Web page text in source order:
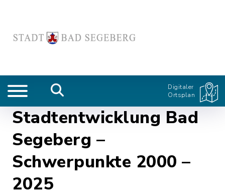
Digitaler
Ortsplan
Stadtentwicklung Bad
Segeberg –
Schwerpunkte 2000 –
2025